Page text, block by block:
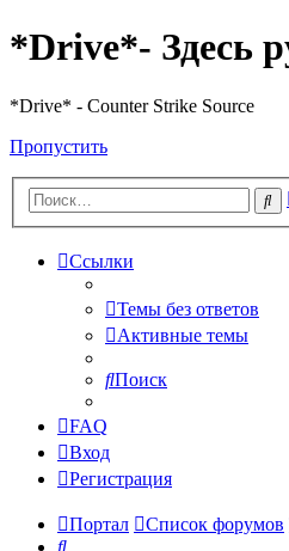
*Drive*- Здесь
*Drive* - Counter Strike Source
Пропустить
Ссылки
Темы без ответов
Активные темы
Поиск
FAQ
Вход
Регистрация
Портал Список форумов
Поиск